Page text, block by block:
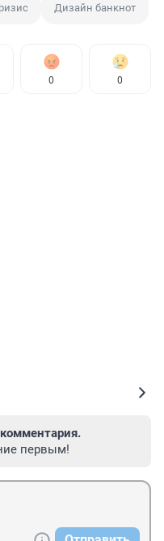
Дизайн банкнот
0 0
первым!